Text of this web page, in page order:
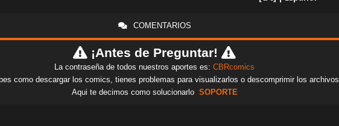
COMENTARIOS
¡Antes de Preguntar!
La contraseña de todos nuestros aportes es: CBRcomics
como descargar los comics, tienes problemas para visualizarlos o descomprimir los archivos
Aqui te decimos como solucionarlo SOPORTE